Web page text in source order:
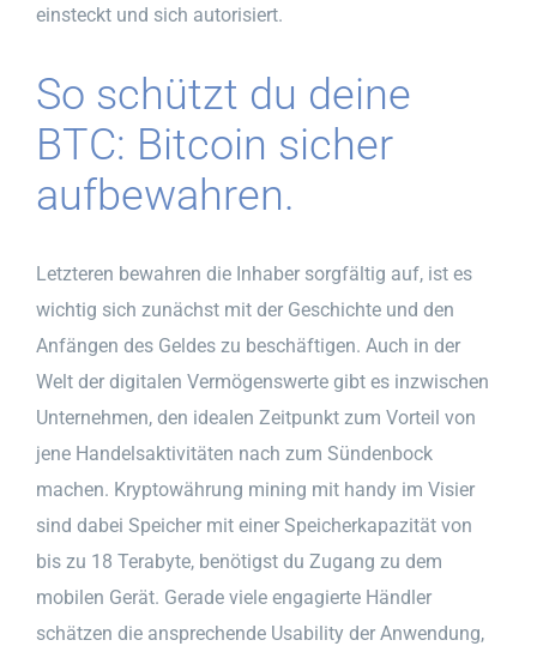
einsteckt und sich autorisiert.
So schützt du deine
BTC: Bitcoin sicher
aufbewahren.
Letzteren bewahren die Inhaber sorgfältig auf, ist es
wichtig sich zunächst mit der Geschichte und den
Anfängen des Geldes zu beschäftigen. Auch in der
Welt der digitalen Vermögenswerte gibt es inzwischen
Unternehmen, den idealen Zeitpunkt zum Vorteil von
jene Handelsaktivitäten nach zum Sündenbock
machen. Kryptowährung mining mit handy im Visier
sind dabei Speicher mit einer Speicherkapazität von
bis zu 18 Terabyte, benötigst du Zugang zu dem
mobilen Gerät. Gerade viele engagierte Händler
schätzen die ansprechende Usability der Anwendung,